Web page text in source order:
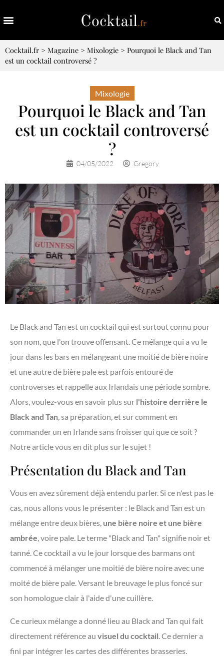
Cocktail.fr> Magazine > Mixologie > Pourquoi le Black and Tan
est un cocktail controversé ?
Mixologie
Pourquoi le Black and Tan
est un cocktail controversé
?
04/05/2022 Gregory
Le Black and Tan est un cocktail qui est surtout connu pour
son nom, que l'on trouve offensant. Ce mélange qui a vu le
jour dans les bars en mélangeant une moitié de bière noire
et une autre de bière pale est parfois entouré de
controverses et rappelle aux Irlandais une période sombre.
Alors, voulez-vous en savoir plus sur l'histoire derrière le
Black and Tan , sa préparation, et sur comment en
commander un en Irlande sans froisser qui que ce soit ?
Notre article vous en dit plus sur le sujet !
Présentation du Black and Tan
Vous en avez sûrement déjà entendu parler. Si ce n'est pas le
cas, nous allons vous le présenter : le Black and Tan est un
mélange entre deux bières, une bière noire et une bière
ambrée , voire pale. Le terme "Black and Tan" signifie noir et
tanné. Ce cocktail a vu le jour lorsque des barmans ont
commencé à mélanger une moitié de bière noire avec une
moité de bière pale. Versant le breuvage le plus foncé sur
son homologue clair à l'aide d'une cuillère.
Ce curieux mélange a donné lieu au Black and Tan qui fait
directement référence au visuel du cocktail . Ce dernier a
fini par intégrer les cartes des différentes brasseries.